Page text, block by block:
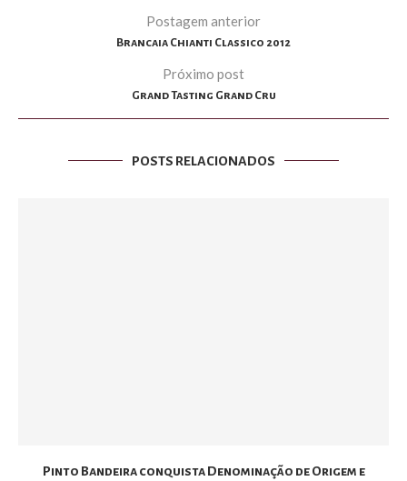
Postagem anterior
Brancaia Chianti Classico 2012
Próximo post
Grand Tasting Grand Cru
POSTS RELACIONADOS
Pinto Bandeira conquista Denominação de Origem e